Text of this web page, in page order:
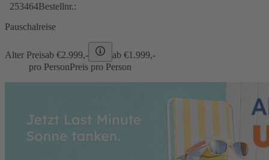
253464Bestellnr.:
Pauschalreise
Alter Preisab €2.999,- ab €1.999,-
pro PersonPreis pro Person